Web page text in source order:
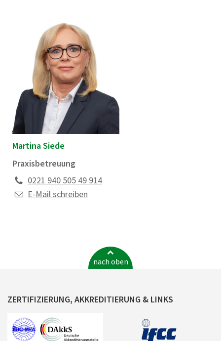
Martina Siede
Praxisbetreuung
0221 940 505 49 914
E-Mail schreiben
nach oben
ZERTIFIZIERUNG, AKKREDITIERUNG & LINKS